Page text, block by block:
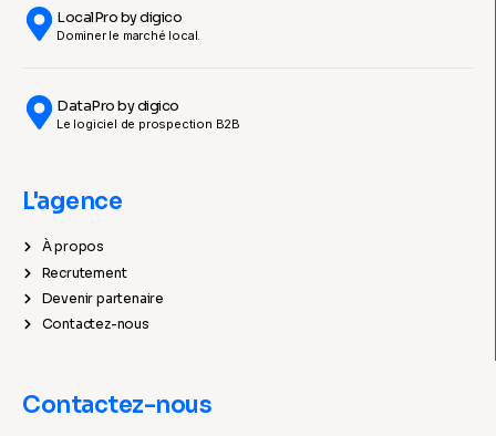
LocalPro by digico
Dominer le marché local.
DataPro by digico
Le logiciel de prospection B2B
L'agence
À propos
Recrutement
Devenir partenaire
Contactez-nous
Contactez-nous